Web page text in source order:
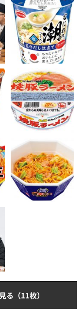
る（11枚）